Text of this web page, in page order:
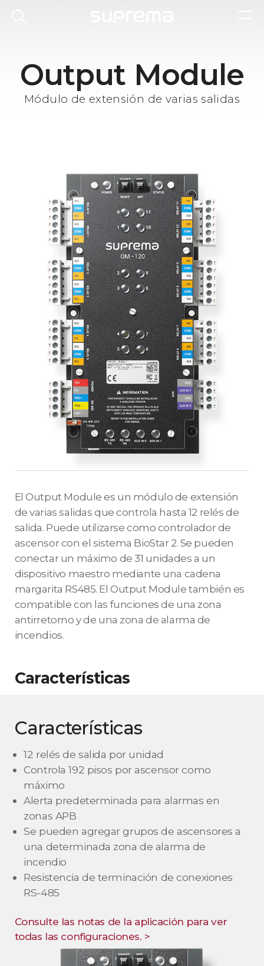
Output Module
Módulo de extensión de varias salidas
El Output Module es un módulo de extensión
de varias salidas que controla hasta 12 relés de
salida. Puede utilizarse como controlador de
ascensor con el sistema BioStar 2. Se pueden
conectar un máximo de 31 unidades a un
dispositivo maestro mediante una cadena
margarita RS485. El Output Module también es
compatible con las funciones de una zona
antirretorno y de una zona de alarma de
incendios.
Características
Características
12 relés de salida por unidad
Controla 192 pisos por ascensor como
máximo
Alerta predeterminada para alarmas en
zonas APB
Se pueden agregar grupos de ascensores a
una determinada zona de alarma de
incendio
Resistencia de terminación de conexiones
RS-485
Consulte las notas de la aplicación para ver
todas las configuraciones. >